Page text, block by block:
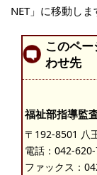
NET」に移動しま
このペ
わせ先
福祉部指導監
〒192-8501 八
電話： 042-
ファックス：